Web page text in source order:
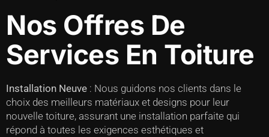
Nos Offres De
Services En Toiture
Installation Neuve : Nous guidons nos clients dans le
choix des meilleurs matériaux et designs pour leur
nouvelle toiture, assurant une installation parfaite qui
répond à toutes les exigences esthétiques et